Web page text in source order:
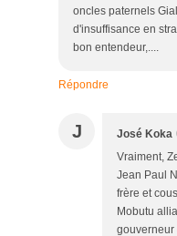
oncles paternels
d'insuffisance en
bon entendeur,....
Répondre
J José Koka
Vraiment,
Jean Paul
frère et
Mobutu
gouverneur